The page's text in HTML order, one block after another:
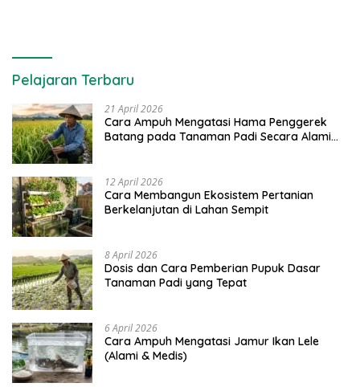
Pelajaran Terbaru
21 April 2026
Cara Ampuh Mengatasi Hama Penggerek
Batang pada Tanaman Padi Secara Alami
12 April 2026
Cara Membangun Ekosistem Pertanian
Berkelanjutan di Lahan Sempit
8 April 2026
Dosis dan Cara Pemberian Pupuk Dasar
Tanaman Padi yang Tepat
6 April 2026
Cara Ampuh Mengatasi Jamur Ikan Lele
(Alami & Medis)